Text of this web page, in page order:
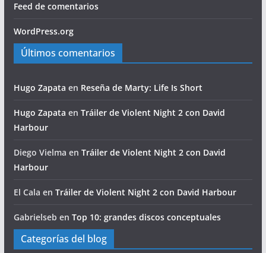
Feed de comentarios
WordPress.org
Últimos comentarios
Hugo Zapata en Reseña de Marty: Life Is Short
Hugo Zapata en Tráiler de Violent Night 2 con David
Harbour
Diego Vielma en Tráiler de Violent Night 2 con David
Harbour
El Cala en Tráiler de Violent Night 2 con David Harbour
Gabrielseb en Top 10: grandes discos conceptuales
Categorías del blog